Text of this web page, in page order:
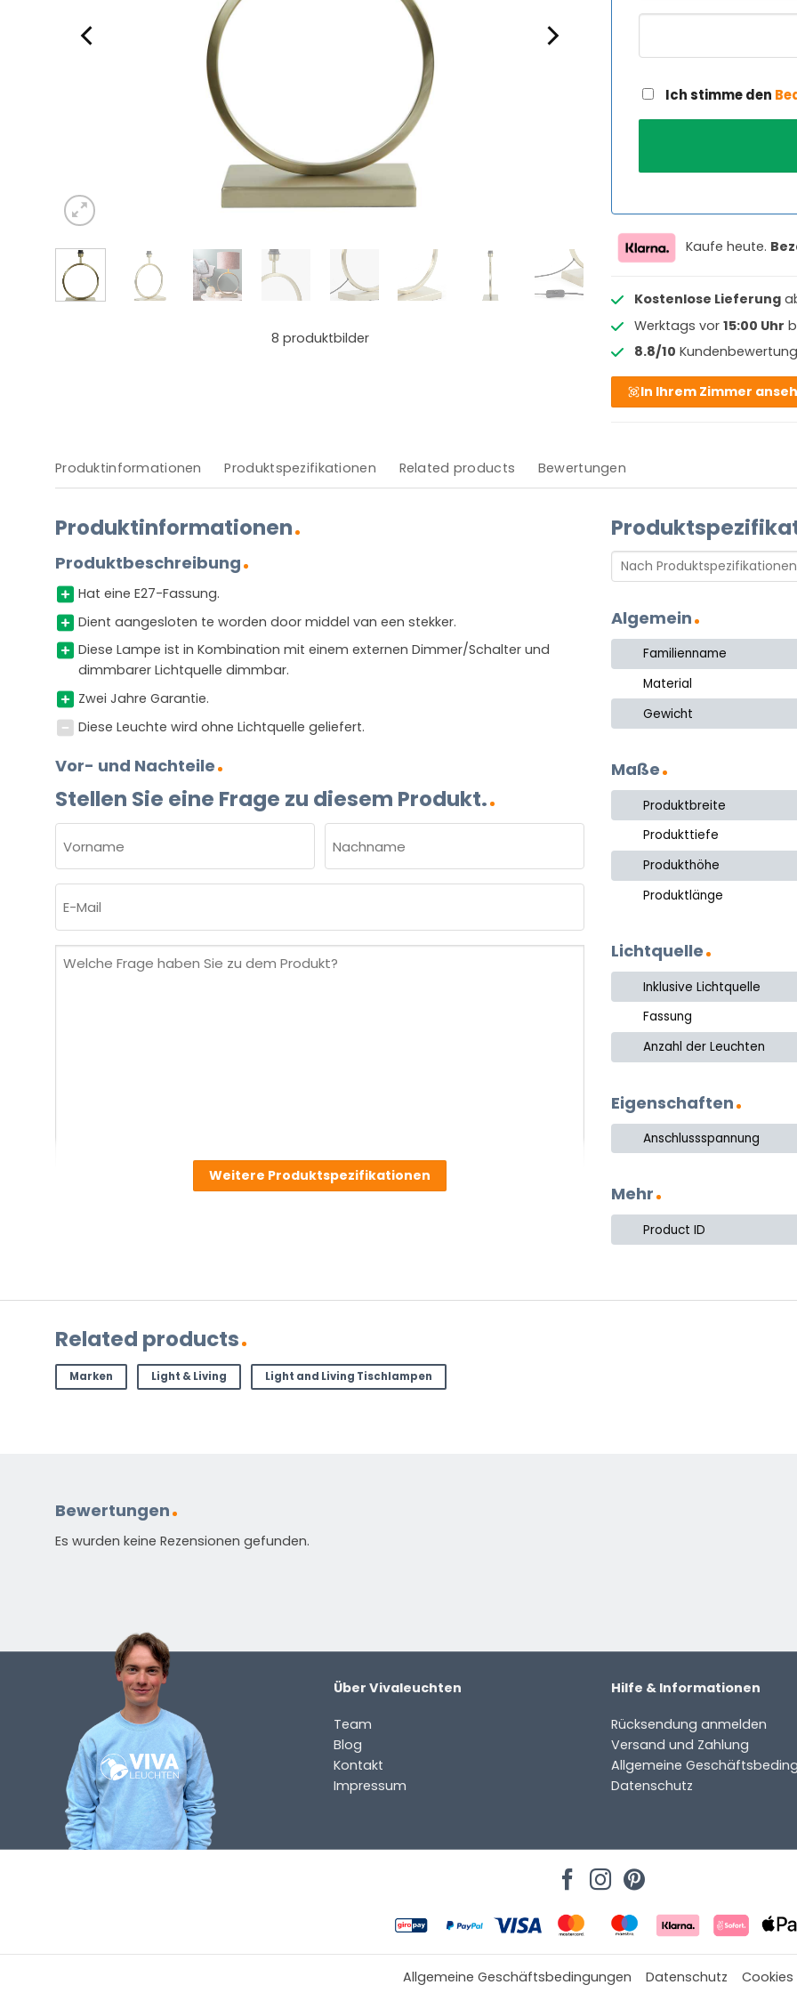
8 produktbilder
Ich stimme den
Kaufe heute.
Kostenlose Lieferung
Werktags vor 15:00 Uhr
8.8/10 Kundenbewertung
In Ihrem Zimmer
Produktinformationen Produktspezifikationen Related products Bewertungen
Produktinformationen
Produktbeschreibung
Hat eine E27-Fassung.
Dient aangesloten te worden door middel van een stekker.
Diese Lampe ist in Kombination mit einem externen Dimmer/Schalter und
dimmbarer Lichtquelle dimmbar.
Zwei Jahre Garantie.
Diese Leuchte wird ohne Lichtquelle geliefert.
Vor- und Nachteile
Stellen Sie eine Frage zu diesem Produkt.
(ERFORDERLICH)
Vorname Nachname
Mail
Welche
Standardmäßig enthalten
Anleitung in verschiedenen Sprachen
Weitere Produktspezifikationen
Algemein
Familienname
Material
Gewicht
Maße
Produktbreite
Produkttiefe
Produkthöhe
Produktlänge
Lichtquelle
Inklusive Lichtquelle
Fassung
Anzahl der Leuchten
Eigenschaften
Anschlussspannung
Mehr
Product ID
Related products
Marken Light & Living Light and Living Tischlampen
Bewertungen
Es wurden keine Rezensionen gefunden.
Über Vivaleuchten
Team
Blog
Kontakt
Impressum
Hilfe & Informationen
Rücksendung anmelden
Versand und Zahlung
Allgemeine
Datenschutz
Allgemeine Geschäftsbedingungen Datenschutz Cookies